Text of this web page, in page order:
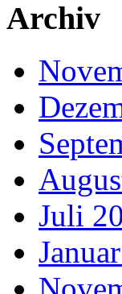
Archiv
Juli